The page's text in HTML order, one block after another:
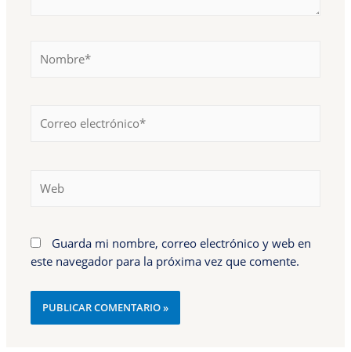
electrónico*
Guarda mi nombre, correo electrónico y web en
este navegador para la próxima vez que comente.